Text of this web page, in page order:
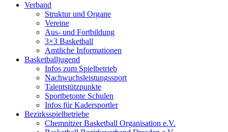
Verband
Struktur und Organe
Vereine
Aus- und Fortbildung
3×3 Basketball
Amtliche Informationen
Basketballjugend
Infos zum Spielbetrieb
Nachwuchsleistungssport
Talentstützpunkte
Sportbetonte Schulen
Infos für Kadersportler
Bezirksspielbetriebe
Chemnitzer Basketball Organisation e.V.